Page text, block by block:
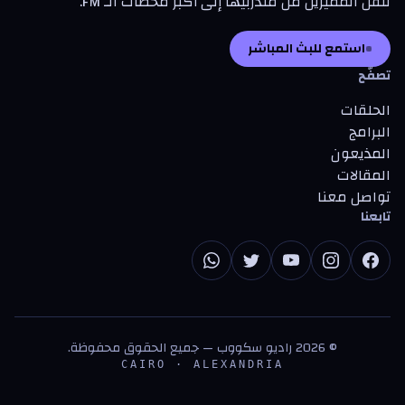
استمع للبث المباشر
تصفّح
الحلقات
البرامج
المذيعون
المقالات
تواصل معنا
تابعنا
©
2026راديو سكووب — جميع الحقوق محفوظة.
CAIRO · ALEXANDRIA